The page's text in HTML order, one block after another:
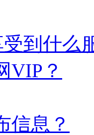
到什么
VIP？
信息？